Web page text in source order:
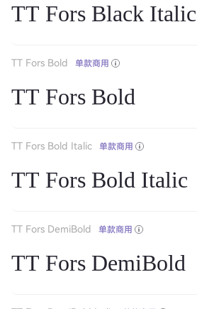
TT Fors Black Italic
TT Fors Bold 单款商用
TT Fors Bold
TT Fors Bold Italic 单款商用
TT Fors Bold Italic
TT Fors DemiBold 单款商用
TT Fors DemiBold